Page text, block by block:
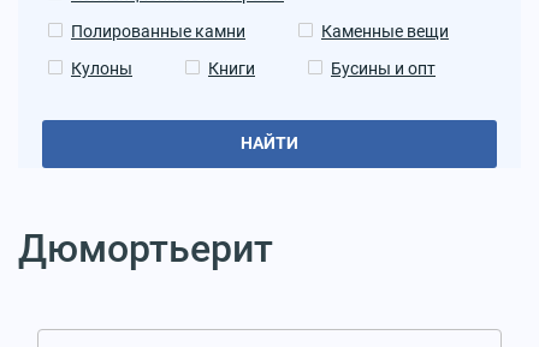
Полированные камни
Каменные вещи
Кулоны
Книги Бусины и опт
НАЙТИ
Дюмортьерит